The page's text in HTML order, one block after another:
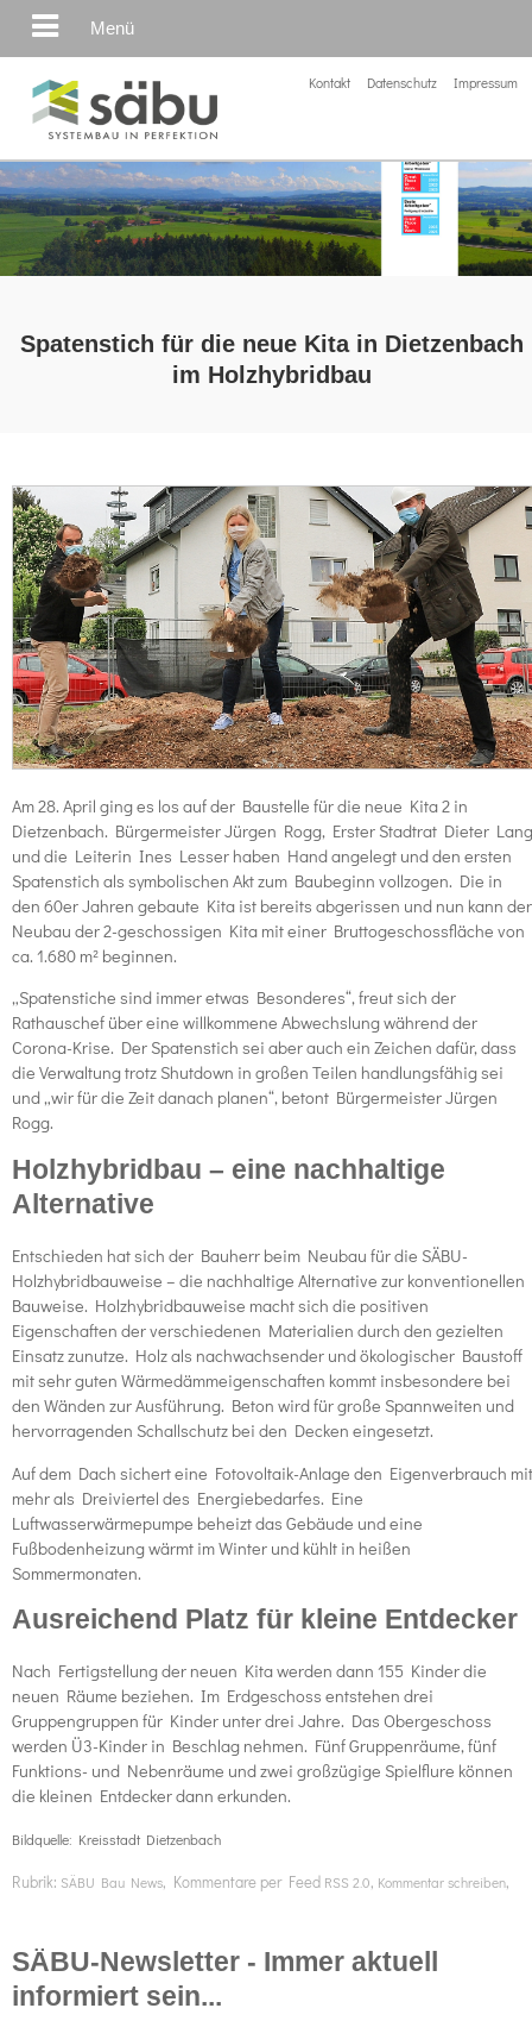
Kontakt Datenschutz Impressum
Spatenstich für die neue Kita in Dietzenbach
im Holzhybridbau
Am 28. April ging es los auf der Baustelle für die neue Kita 2 in
Dietzenbach. Bürgermeister Jürgen Rogg, Erster Stadtrat Dieter Lang
und die Leiterin Ines Lesser haben Hand angelegt und den ersten
Spatenstich als symbolischen Akt zum Baubeginn vollzogen. Die in
den 60er Jahren gebaute Kita ist bereits abgerissen und nun kann der
Neubau der 2-geschossigen Kita mit einer Bruttogeschossfläche von
ca. 1.680 m² beginnen.
„Spatenstiche sind immer etwas Besonderes“, freut sich der
Rathauschef über eine willkommene Abwechslung während der
Corona-Krise. Der Spatenstich sei aber auch ein Zeichen dafür, dass
die Verwaltung trotz Shutdown in großen Teilen handlungsfähig sei
und „wir für die Zeit danach planen“, betont Bürgermeister Jürgen
Rogg.
Holzhybridbau – eine nachhaltige
Alternative
Entschieden hat sich der Bauherr beim Neubau für die SÄBU-
Holzhybridbauweise – die nachhaltige Alternative zur konventionellen
Bauweise. Holzhybridbauweise macht sich die positiven
Eigenschaften der verschiedenen Materialien durch den gezielten
Einsatz zunutze. Holz als nachwachsender und ökologischer Baustoff
mit sehr guten Wärmedämmeigenschaften kommt insbesondere bei
den Wänden zur Ausführung. Beton wird für große Spannweiten und
hervorragenden Schallschutz bei den Decken eingesetzt.
Auf dem Dach sichert eine Fotovoltaik-Anlage den Eigenverbrauch mit
mehr als Dreiviertel des Energiebedarfes. Eine
Luftwasserwärmepumpe beheizt das Gebäude und eine
Fußbodenheizung wärmt im Winter und kühlt in heißen
Sommermonaten.
Ausreichend Platz für kleine Entdecker
Nach Fertigstellung der neuen Kita werden dann 155 Kinder die
neuen Räume beziehen. Im Erdgeschoss entstehen drei
Gruppengruppen für Kinder unter drei Jahre. Das Obergeschoss
werden Ü3-Kinder in Beschlag nehmen. Fünf Gruppenräume, fünf
Funktions- und Nebenräume und zwei großzügige Spielflure können
die kleinen Entdecker dann erkunden.
Bildquelle: Kreisstadt Dietzenbach
Rubrik: SÄBU Bau News, Kommentare per Feed RSS 2.0, Kommentar schreiben,
SÄBU-Newsletter - Immer aktuell
informiert sein...
Menü